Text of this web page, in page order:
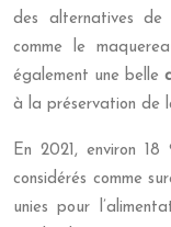
des alternatives de
comme le
également une belle
à la préservation de
En 2021, environ
considérés comme
unies pour